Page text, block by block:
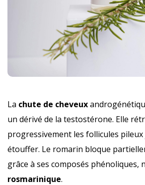
La chute de cheveux
un dérivé de la testostérone. Elle
progressivement les follicules pileux
étouffer. Le romarin bloque
grâce à ses composés phénoliques,
rosmarinique.